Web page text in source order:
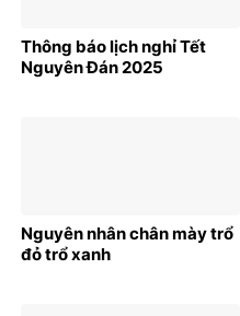
Thông báo lịch nghỉ Tết
Nguyên Đán 2025
Nguyên nhân chân mày trổ
đỏ trổ xanh